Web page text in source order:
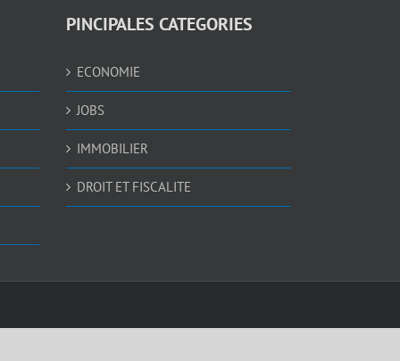
PINCIPALES CATEGORIES
ECONOMIE
JOBS
IMMOBILIER
DROIT ET FISCALITE